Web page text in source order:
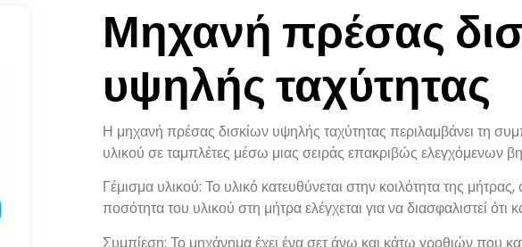
Μηχανή πρέσας
υψηλής ταχύτητας
Η μηχανή πρέσας δισκίων υψηλής ταχύτητας περιλαμβάνει τη
υλικού σε ταμπλέτες μέσω μιας σειράς επακριβώς ελεγχόμενων
Γέμισμα υλικού: Το υλικό κατευθύνεται στην κοιλότητα της
ποσότητα του υλικού στη μήτρα ελέγχεται για να διασφαλιστεί
Συμπίεση: Το μηχάνημα έχει ένα σετ άνω και κάτω γροθιών που